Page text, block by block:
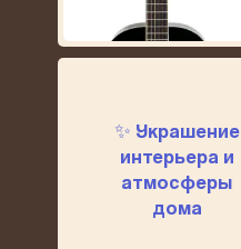
✨ Украшение
интерьера и
атмосферы
дома